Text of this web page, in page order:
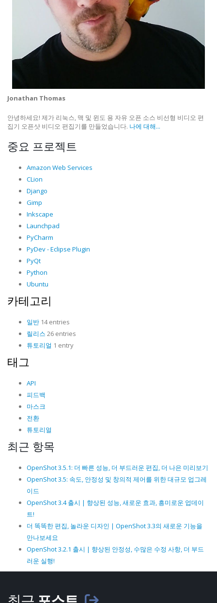
Jonathan Thomas
안녕하세요! 제가 리눅스, 맥 및 윈도 용 자유 오픈 소스 비선형 비디오 편
집기 오픈샷 비디오 편집기를 만들었습니다. 나에 대해...
중요 프로젝트
Amazon Web Services
CLion
Django
Gimp
Inkscape
Launchpad
PyCharm
PyDev - Eclipse Plugin
PyQt
Python
Ubuntu
카테고리
일반 14 entries
릴리스 26 entries
튜토리얼 1 entry
태그
API
피드백
마스크
전환
튜토리얼
최근 항목
OpenShot 3.5.1: 더 빠른 성능, 더 부드러운 편집, 더 나은 미리보기
OpenShot 3.5: 속도, 안정성 및 창의적 제어를 위한 대규모 업그레
이드
OpenShot 3.4 출시 | 향상된 성능, 새로운 효과, 흥미로운 업데이
트!
더 똑똑한 편집, 놀라운 디자인 | OpenShot 3.3의 새로운 기능을
만나보세요
OpenShot 3.2.1 출시 | 향상된 안정성, 수많은 수정 사항, 더 부드
러운 실행!